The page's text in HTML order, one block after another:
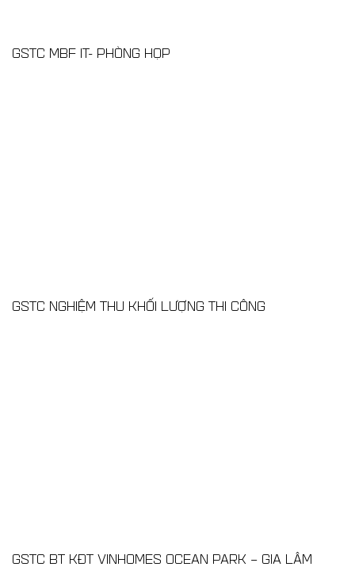
GSTC MBF IT- PHÒNG HỌP
GSTC NGHIỆM THU KHỐI LƯỢNG THI CÔNG
GSTC BT KĐT VINHOMES OCEAN PARK – GIA LÂM